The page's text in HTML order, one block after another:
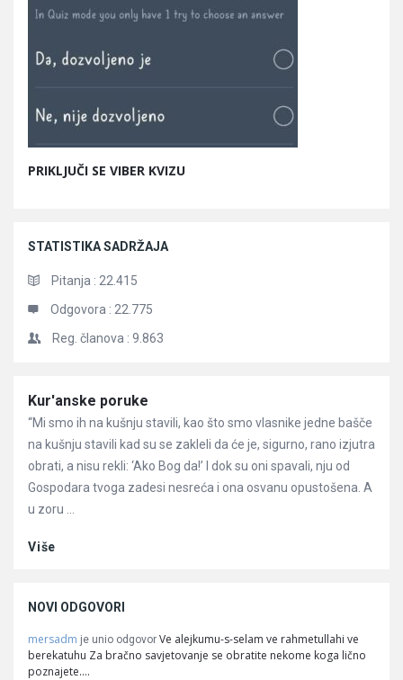
PRIKLJUČI SE VIBER KVIZU
STATISTIKA SADRŽAJA
Pitanja : 22.415
Odgovora : 22.775
Reg. članova : 9.863
Članci
Kur'anske poruke
“Mi smo ih na kušnju stavili, kao što smo vlasnike jedne bašče
na kušnju stavili kad su se zakleli da će je, sigurno, rano izjutra
obrati, a nisu rekli: ‘Ako Bog da!’ I dok su oni spavali, nju od
Gospodara tvoga zadesi nesreća i ona osvanu opustošena. A
u zoru ...
Više
NOVI ODGOVORI
mersadm je unio odgovor Ve alejkumu-s-selam ve rahmetullahi ve
berekatuhu Za bračno savjetovanje se obratite nekome koga lično
poznajete.…